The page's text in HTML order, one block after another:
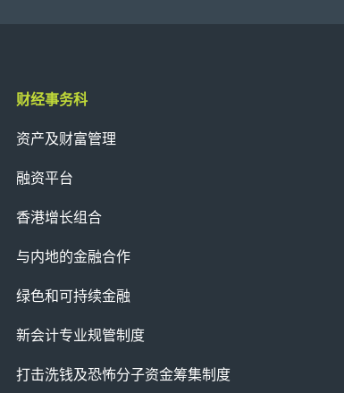
财经事务科
资产及财富管理
融资平台
香港增长组合
与内地的金融合作
绿色和可持续金融
新会计专业规管制度
打击洗钱及恐怖分子资金筹集制度